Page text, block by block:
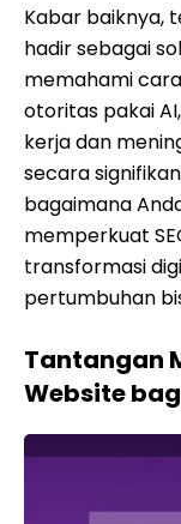
Kabar baiknya,
hadir sebagai
memahami
otoritas pakai
kerja dan
secara
bagaimana
memperkuat
transformasi
pertumbuhan
Tantangan
Website